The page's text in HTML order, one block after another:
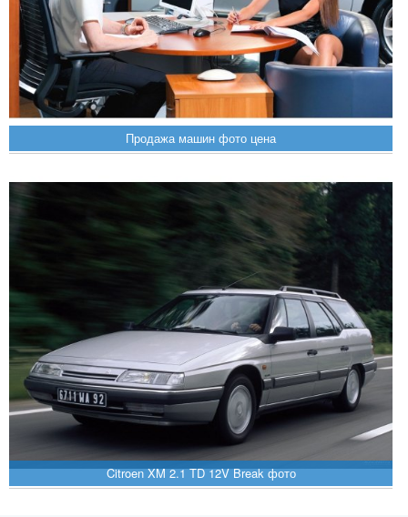
Продажа машин фото цена
Citroen XM 2.1 TD 12V Break фото